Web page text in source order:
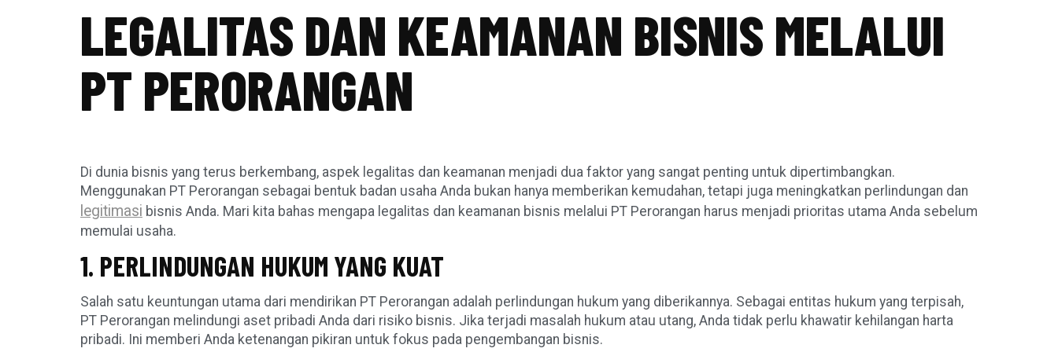
LEGALITAS DAN KEAMANAN BISNIS MELALUI
PT PERORANGAN
Di dunia bisnis yang terus berkembang, aspek legalitas dan keamanan menjadi dua faktor yang sangat penting untuk dipertimbangkan.
Menggunakan PT Perorangan sebagai bentuk badan usaha Anda bukan hanya memberikan kemudahan, tetapi juga meningkatkan perlindungan dan
legitimasi bisnis Anda. Mari kita bahas mengapa legalitas dan keamanan bisnis melalui PT Perorangan harus menjadi prioritas utama Anda sebelum
memulai usaha.
1. PERLINDUNGAN HUKUM YANG KUAT
Salah satu keuntungan utama dari mendirikan PT Perorangan adalah perlindungan hukum yang diberikannya. Sebagai entitas hukum yang terpisah,
PT Perorangan melindungi aset pribadi Anda dari risiko bisnis. Jika terjadi masalah hukum atau utang, Anda tidak perlu khawatir kehilangan harta
pribadi. Ini memberi Anda ketenangan pikiran untuk fokus pada pengembangan bisnis.